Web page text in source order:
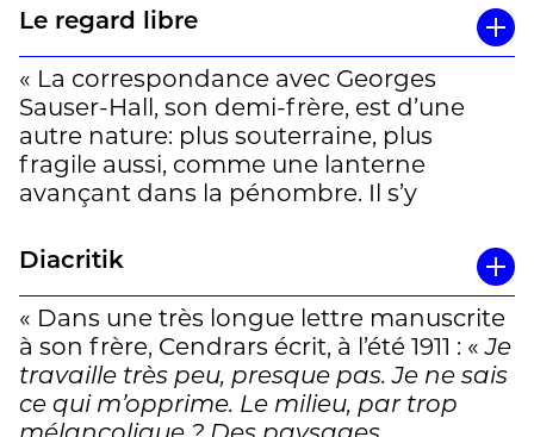
notamment, fréquente les bibliothèques,
France. Tout le passionne : Baudelaire,
Novalis, Walt Whitman, qu’il découvre à
travers les travaux de Léon Bazalgette, et
bien sûr Remy de Gourmont, qui
exercera sur lui une influence profonde. II
fonde avant la Première Guerre mondiale
nouveaux
. Georges, quant à lui, poursuit
sa brillante carrière de juriste
international, tout en prenant soin de la
situation de son frère cadet. » Charles
Ficat
Le regard libre
« La correspondance avec Georges
Sauser-Hall, son demi-frère, est d’une
autre nature: plus souterraine, plus
fragile aussi, comme une lanterne
avançant dans la pénombre. Il s’y
tâtonne, se cherche, confie ses
lassitudes, ses doutes, ses emballements.
Cet échange intime fait office de
véritable laboratoire, où l’écriture se
façonne à même les battements de
l’existence.
Diacritik
« Dans une très longue lettre manuscrite
à son frère, Cendrars écrit, à l’été 1911 : «Je
travaille très peu, presque pas. Je ne sais
ce qui m’opprime. Le milieu, par trop